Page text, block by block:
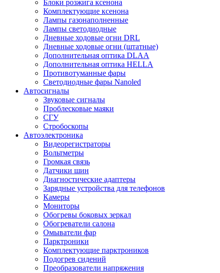
Блоки розжига ксенона
Комплектующие ксенона
Лампы газонаполненные
Лампы светодиодные
Дневные ходовые огни DRL
Дневные ходовые огни (штатные)
Дополнительная оптика DLAA
Дополнительная оптика HELLA
Противотуманные фары
Светодиодные фары Nanoled
Автосигналы
Звуковые сигналы
Проблесковые маяки
СГУ
Стробоскопы
Автоэлектроника
Видеорегистраторы
Вольтметры
Громкая связь
Датчики шин
Диагностические адаптеры
Зарядные устройства для телефонов
Камеры
Мониторы
Обогревы боковых зеркал
Обогреватели салона
Омыватели фар
Парктроники
Комплектующие парктроников
Подогрев сидений
Преобразователи напряжения